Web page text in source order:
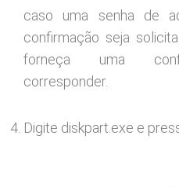
caso uma senha de
confirmação seja
forneça uma
corresponder.
Digite diskpart.exe e